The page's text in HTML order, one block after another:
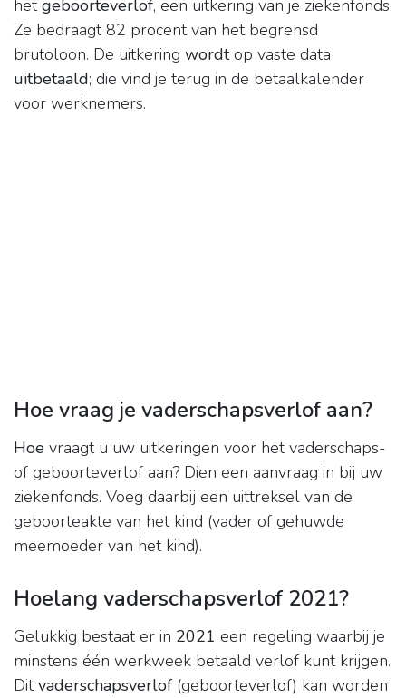
hetgeboorteverlof, een uitkering van je ziekenfonds.
Ze bedraagt 82 procent van het begrensd
brutoloon. De uitkering wordtop vaste data
uitbetaald; die vind je terug in de betaalkalender
voor werknemers.
Hoe vraag je vaderschapsverlof aan?
Hoe vraagt u uw uitkeringen voor het vaderschaps-
of geboorteverlof aan? Dien een aanvraag in bij uw
ziekenfonds. Voeg daarbij een uittreksel van de
geboorteakte van het kind (vader of gehuwde
meemoeder van het kind).
Hoelang vaderschapsverlof 2021?
Gelukkig bestaat er in 2021 een regeling waarbij je
minstens één werkweek betaald verlof kunt krijgen.
Ditvaderschapsverlof (geboorteverlof) kan worden